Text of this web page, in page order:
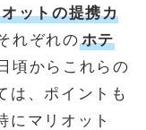
ットの提携カ
れぞれのホテ
頃からこれらの
は、ポイントも
にマリオット